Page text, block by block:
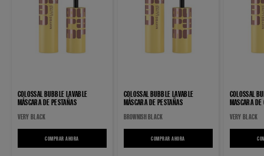
COLOSSAL BUBBLE LAVABLE
MÁSCARA DE PESTAÑAS
VERY BLACK
COMPRAR AHORA COLOSSAL BUBBLE LAVABLE MÁSCARA DE PESTAÑAS
COLOSSAL BUBBLE LAVABLE
MÁSCARA DE PESTAÑAS
BROWNISH BLACK
COMPRAR AHORA COLOSSAL BUBBLE LAVABLE MÁSCARA
COLOSSAL
MASCARA
DA
A TUS
VERY BLACK